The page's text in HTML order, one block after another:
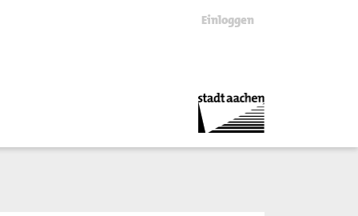
Einloggen